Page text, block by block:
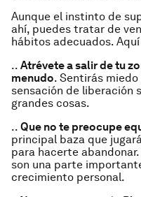
Aunque el instinto de
ahí, puedes tratar de
hábitos adecuados.
.. Atrévete a salir de tu
menudo. Sentirás
sensación de liberación
grandes cosas.
.. Que no te preocupe
principal baza que
para hacerte
son una parte
crecimiento personal.